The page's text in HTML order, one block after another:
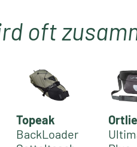
oft
Topeak
BackLoader